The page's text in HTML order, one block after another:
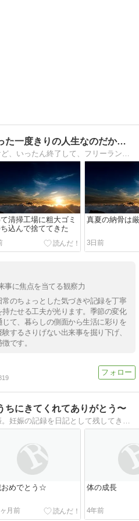
のんびり行こうよ！たった一度きりの人生なのだから、後悔しな…
清掃工場に粗大ゴミ
込んで捨ててきた
真夏の納骨は
3日前
事に焦点を当てる観察力
のちょっとした気づきや記録を丁寧
たせる工夫が光ります。季節の変化
て、暮らしの側面から生活に彩りを
するさりげない出来事を掘り下げ、
です。
ちにきてくれてありがとう〜
30代半ばで待ちに待った妊娠。妊娠の記録を日記として残してきました。産後の育児日記として続けます。現在年子姉妹の育児に奮闘中です。
おめでとう☆
月前
体の成長
4年前